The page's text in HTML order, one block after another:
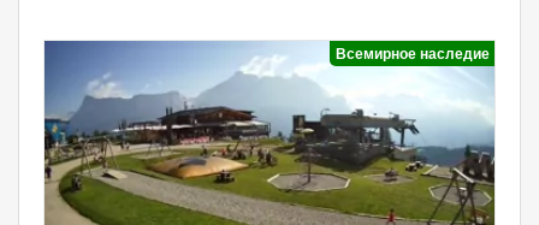
Всемирное наследие